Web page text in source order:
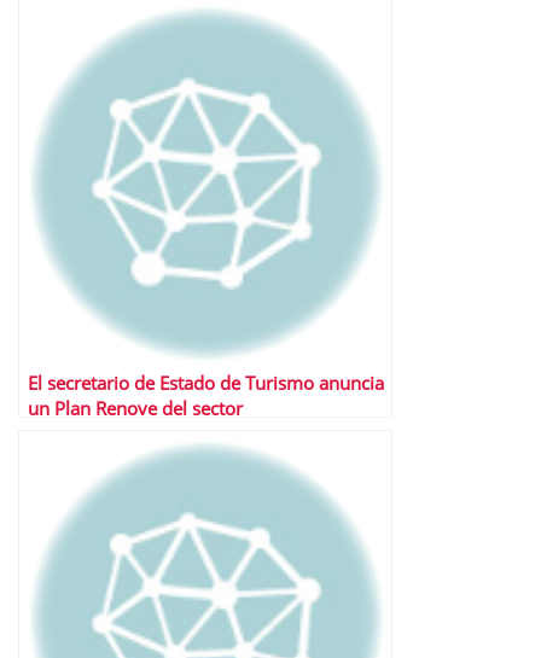
El secretario de Estado de Turismo anuncia
un Plan Renove del sector